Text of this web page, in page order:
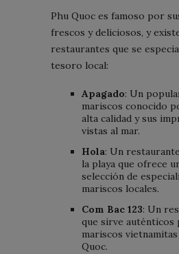
Phu Quoc es famoso por
frescos y deliciosos, y
restaurantes que se
tesoro local:
Apagado: Un
mariscos conocido
alta calidad y sus
vistas al mar.
Hola: Un
la playa que ofrece
selección de
mariscos locales.
Com Bac 123: Un
que sirve auténticos
mariscos
Quoc.